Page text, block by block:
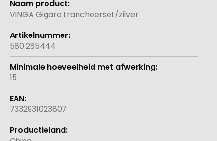
informatie
VINGA Gigaro trancheerset/zilver
580.285444
15
7332931023807